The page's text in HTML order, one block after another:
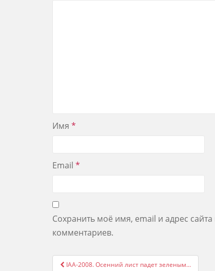
Имя *
Email *
Сохранить моё имя, email и адрес
комментариев.
PostIAA-2008. Осенний лист падет зеленым…